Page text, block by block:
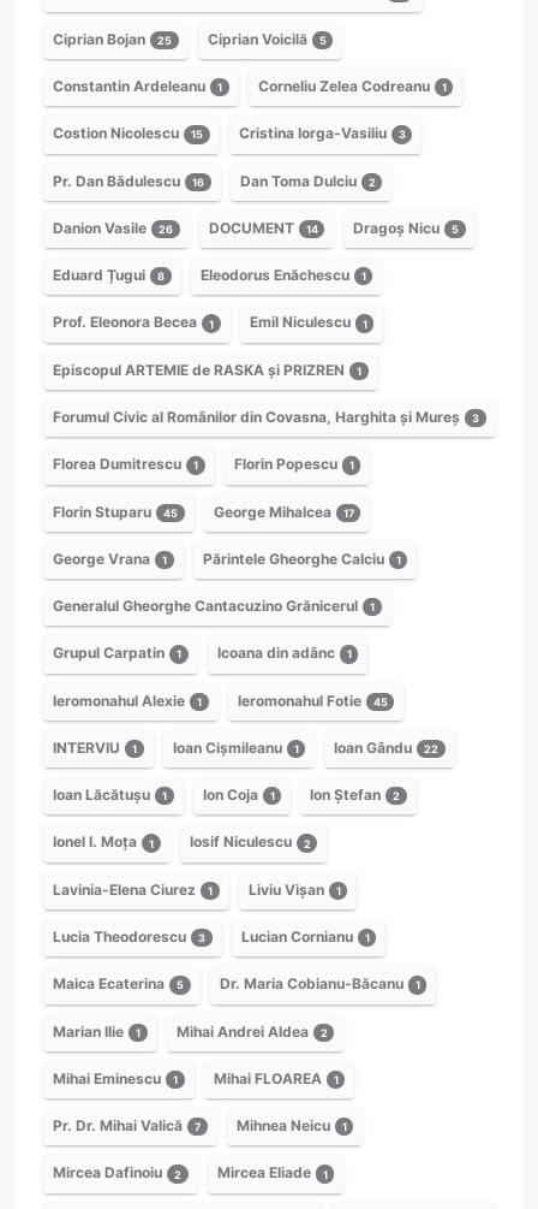
Ciprian Bojan 25 Ciprian Voicilă 5
Constantin Ardeleanu 1 Corneliu Zelea Codreanu 1
Costion Nicolescu 15 Cristina Iorga-Vasiliu 3
Pr. Dan Bădulescu 16 Dan Toma Dulciu 2
Danion Vasile 26 DOCUMENT 14 Dragoș Nicu 5
Eduard Țugui 8 Eleodorus Enăchescu 1
Prof. Eleonora Becea 1 Emil Niculescu 1
Episcopul ARTEMIE de RASKA și PRIZREN 1
Forumul Civic al Românilor din Covasna, Harghita și Mureș 3
Florea Dumitrescu 1 Florin Popescu 1
Florin Stuparu 45 George Mihalcea 17
George Vrana 1 Părintele Gheorghe Calciu 1
Generalul Gheorghe Cantacuzino Grănicerul 1
Grupul Carpatin 1 Icoana din adânc 1
Ieromonahul Alexie 1 Ieromonahul Fotie 45
INTERVIU 1 Ioan Cișmileanu 1 Ioan Gându 22
Ioan Lăcătușu 1 Ion Coja 1 Ion Ștefan 2
Ionel I. Moța 1 Iosif Niculescu 2
Lavinia-Elena Ciurez 1 Liviu Vișan 1
Lucia Theodorescu 3 Lucian Cornianu 1
Maica Ecaterina 5 Dr. Maria Cobianu-Băcanu 1
Marian Ilie 1 Mihai Andrei Aldea 2
Mihai Eminescu 1 Mihai FLOAREA 1
Pr. Dr. Mihai Valică 7 Mihnea Neicu 1
Mircea Dafinoiu 2 Mircea Eliade 1